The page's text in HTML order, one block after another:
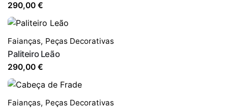
290,00 €
Faianças, Peças Decorativas
Paliteiro Leão
290,00 €
Faianças, Peças Decorativas